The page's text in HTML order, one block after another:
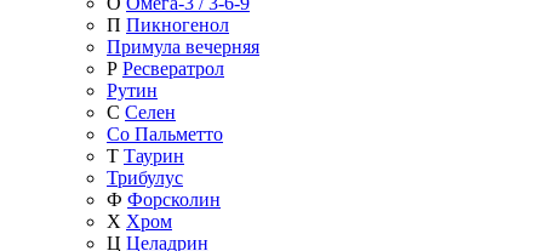
П Пикногенол
Примула вечерняя
Р Ресвератрол
Рутин
С Селен
Со Пальметто
Т Таурин
Трибулус
Ф Форсколин
Х Хром
Ц Целадрин